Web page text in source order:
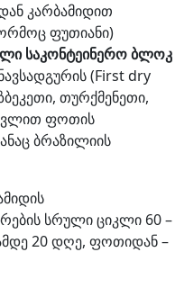
კარბამიდით
ფუთიანი)
საკონტეინერო ბლოკ
(First dry
თურქმენეთი,
ფოთის
ბრაზილიის
სრული ციკლი 60 –
20 დღე, ფოთიდან –